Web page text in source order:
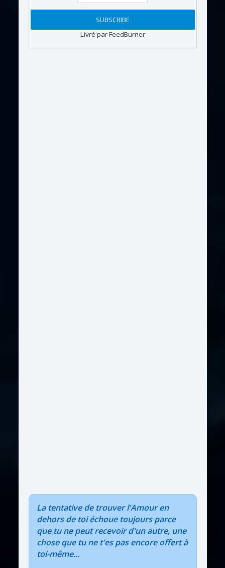
Livré par FeedBurner
La tentative de trouver l'Amour en
dehors de toi échoue toujours parce
que tu ne peut recevoir d'un autre, une
chose que tu ne t'es pas encore offert à
toi-même...